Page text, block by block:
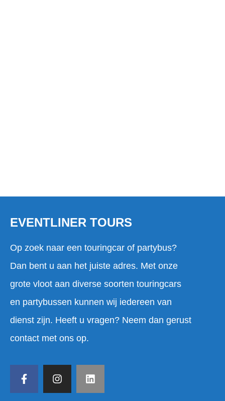
EVENTLINER TOURS
Op zoek naar een touringcar of partybus?
Dan bent u aan het juiste adres. Met onze
grote vloot aan diverse soorten touringcars
en partybussen kunnen wij iedereen van
dienst zijn. Heeft u vragen? Neem dan gerust
contact met ons op.